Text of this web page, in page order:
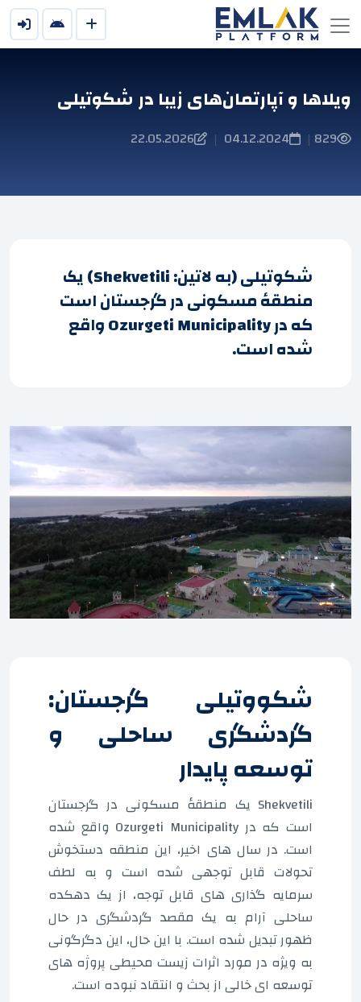
ویلاها و آپارتمان‌های زیبا در شکوتیلی
829
|
04.12.2024
|
22.05.2026
شکوتیلی (به لاتین: Shekvetili) یک
منطقهٔ مسکونی در گرجستان است
که در Ozurgeti Municipality واقع
شده است.
شکووتیلی گرجستان:
گردشگری ساحلی و
توسعه پایدار
Shekvetili یک منطقهٔ مسکونی در گرجستان
است که در Ozurgeti Municipality واقع شده
است. در سال های اخیر، این منطقه دستخوش
تحولات قابل توجهی شده است و به لطف
سرمایه گذاری های قابل توجه، از یک دهکده
ساحلی آرام به یک مقصد گردشگری در حال
ظهور تبدیل شده است. با این حال، این دگرگونی
به ویژه در مورد اثرات زیست محیطی پروژه های
توسعه ای خالی از بحث و انتقاد نبوده است.